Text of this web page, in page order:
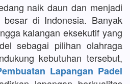
naik daun dan menjadi
di Indonesia. Banyak
kalangan eksekutif yang
sebagai pilihan olahraga
kebutuhan tersebut,
Lapangan Padel